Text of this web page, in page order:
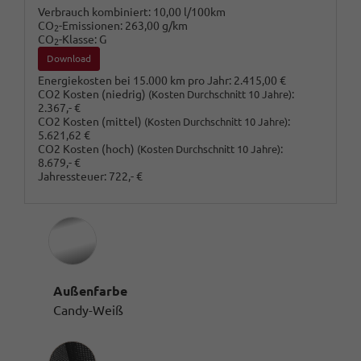
Verbrauch kombiniert: 10,00 l/100km
CO2-Emissionen: 263,00 g/km
CO2-Klasse: G
Download
Energiekosten bei 15.000 km pro Jahr: 2.415,00 €
CO2 Kosten (niedrig) (Kosten Durchschnitt 10 Jahre):
2.367,- €
CO2 Kosten (mittel) (Kosten Durchschnitt 10 Jahre):
5.621,62 €
CO2 Kosten (hoch) (Kosten Durchschnitt 10 Jahre):
8.679,- €
Jahressteuer: 722,- €
Außenfarbe
Candy-Weiß
Innenausstattung